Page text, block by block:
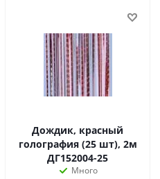
Дождик, красный
голография (25 шт), 2м
ДГ152004-25
Много